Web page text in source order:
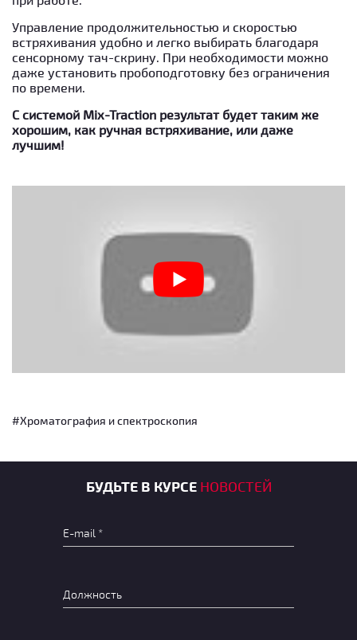
Управление продолжительностью и скоростью
встряхивания удобно и легко выбирать благодаря
сенсорному тач-скрину. При необходимости можно
даже установить пробоподготовку без ограничения
по времени.
С системой Mix-Traction результат будет таким же
хорошим, как ручная встряхивание, или даже
лучшим!
#Хроматография и спектроскопия
БУДЬТЕ В КУРСЕ НОВОСТЕЙ